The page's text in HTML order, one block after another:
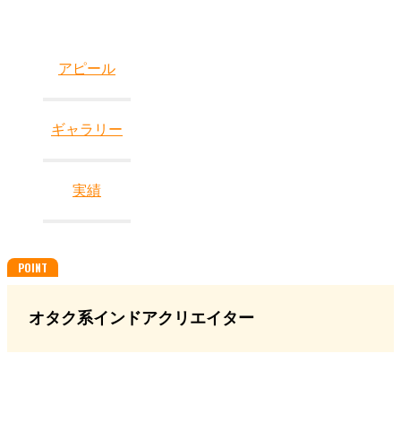
アピール
ギャラリー
実績
オタク系インドアクリエイター